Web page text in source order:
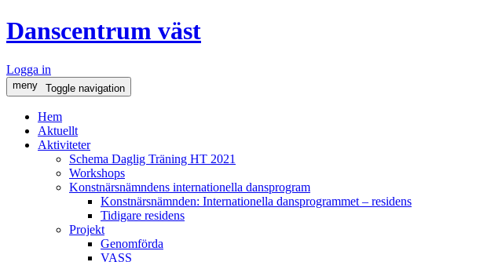
Danscentrum väst
Logga in
meny Toggle navigation
Hem
Aktuellt
Aktiviteter
Schema Daglig Träning HT 2021
Workshops
Konstnärsnämndens internationella dansprogram
Konstnärsnämnden: Internationella dansprogrammet – residens
Tidigare residens
Projekt
Genomförda
VASS